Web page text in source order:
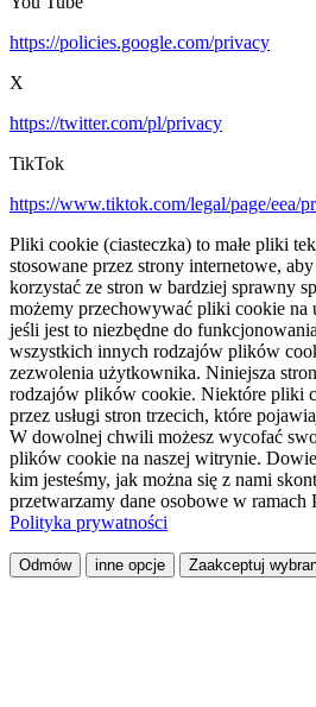
https://policies.google.com/privacy
X
https://twitter.com/pl/privacy
TikTok
https://www.tiktok.com/legal/page/eea/
Pliki cookie (ciasteczka) to małe pliki
stosowane przez strony internetowe,
korzystać ze stron w bardziej sprawny
możemy przechowywać pliki cookie na
jeśli jest to niezbędne do
wszystkich innych rodzajów plików
zezwolenia użytkownika. Niniejsza
rodzajów plików cookie. Niektóre pliki
przez usługi stron trzecich, które
W dowolnej chwili możesz wycofać
plików cookie na naszej witrynie.
kim jesteśmy, jak można się z nami
przetwarzamy dane osobowe w
Polityka prywatności
Odmów inne opcje Zaakceptuj